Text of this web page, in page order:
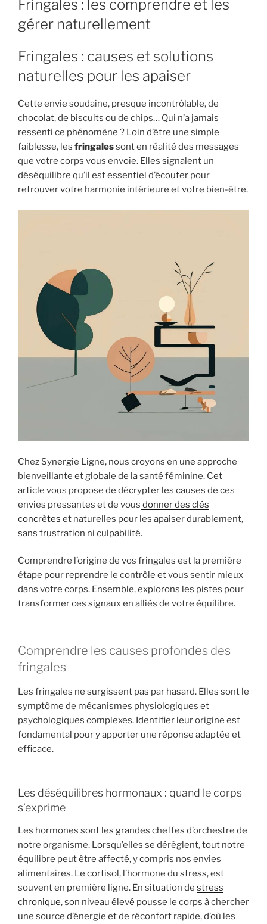
Fringales : les comprendre et les
gérer naturellement
Fringales : causes et solutions
naturelles pour les apaiser
Cette envie soudaine, presque incontrôlable, de
chocolat, de biscuits ou de chips… Qui n’a jamais
ressenti ce phénomène ? Loin d’être une simple
faiblesse, les fringalessont en réalité des messages
que votre corps vous envoie. Elles signalent un
déséquilibre qu’il est essentiel d’écouter pour
retrouver votre harmonie intérieure et votre bien-être.
Chez Synergie Ligne, nous croyons en une approche
bienveillante et globale de la santé féminine. Cet
article vous propose de décrypter les causes de ces
envies pressantes et de vous donner des clés
concrètes et naturelles pour les apaiser durablement,
sans frustration ni culpabilité.
Comprendre l’origine de vos fringales est la première
étape pour reprendre le contrôle et vous sentir mieux
dans votre corps. Ensemble, explorons les pistes pour
transformer ces signaux en alliés de votre équilibre.
Comprendre les causes profondes des
fringales
Les fringales ne surgissent pas par hasard. Elles sont le
symptôme de mécanismes physiologiques et
psychologiques complexes. Identifier leur origine est
fondamental pour y apporter une réponse adaptée et
efficace.
Les déséquilibres hormonaux : quand le corps
s’exprime
Les hormones sont les grandes cheffes d’orchestre de
notre organisme. Lorsqu’elles se dérèglent, tout notre
équilibre peut être affecté, y compris nos envies
alimentaires. Le cortisol, l’hormone du stress, est
souvent en première ligne. En situation de stress
chronique, son niveau élevé pousse le corps à chercher
une source d’énergie et de réconfort rapide, d’où les